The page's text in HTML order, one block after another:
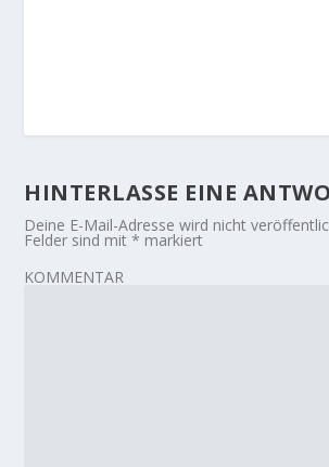
HINTERLASSE EINE
Deine E-Mail-Adresse wird nicht
Felder sind mit* markiert
KOMMENTAR